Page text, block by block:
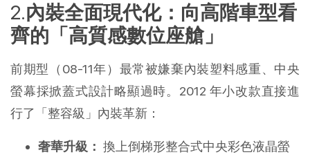
內裝全面現代化：向高階車型看
齊的「高質感數位座艙」
前期型（08-11年）最常被嫌棄內裝塑料感重、中央
螢幕採掀蓋式設計略顯過時。2012 年小改款直接進
行了「整容級」內裝革新：
奢華升級： 換上倒梯形整合式中央彩色液晶螢